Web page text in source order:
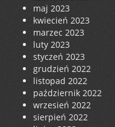
maj 2023
kwiecień 2023
marzec 2023
luty 2023
styczeń 2023
grudzień 2022
listopad 2022
październik 2022
wrzesień 2022
sierpień 2022